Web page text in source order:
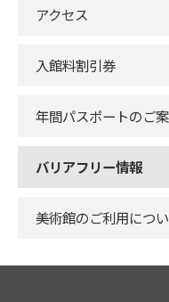
アクセス
入館料割引券
年間パスポートのご
バリアフリー情報
美術館のご利用につ